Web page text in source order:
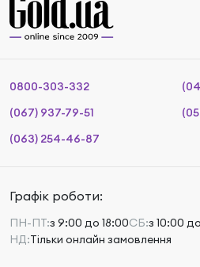
0800-303-332
(067) 937-79-51
(063) 254-46-87
Графік роботи:
ПН-ПТ:з 9:00 до 18:00СБ:з 10:00
НД:Тільки онлайн замовлення